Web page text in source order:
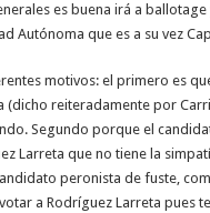
es buena irá a ballotage
Autónoma que es a su vez
motivos: el primero es
reiteradamente por
Segundo porque el
Larreta que no tiene la
peronista de fuste,
a Rodríguez Larreta pues